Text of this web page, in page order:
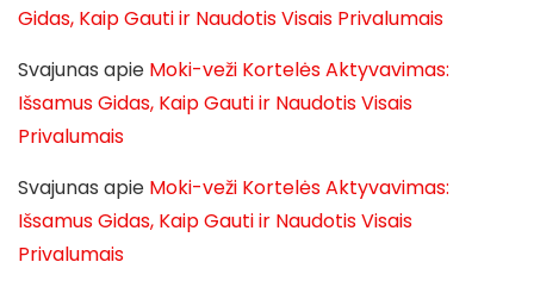
Gidas, Kaip Gauti ir Naudotis Visais Privalumais
Svajunas apie Moki-veži Kortelės Aktyvavimas:
Išsamus Gidas, Kaip Gauti ir Naudotis Visais
Privalumais
Svajunas apie Moki-veži Kortelės Aktyvavimas:
Išsamus Gidas, Kaip Gauti ir Naudotis Visais
Privalumais